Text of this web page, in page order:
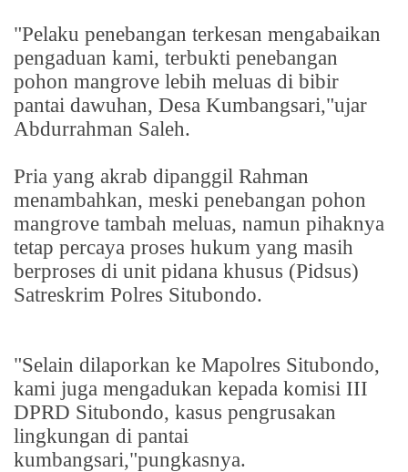
"Pelaku penebangan terkesan mengabaikan
pengaduan kami, terbukti penebangan
pohon mangrove lebih meluas di bibir
pantai dawuhan, Desa Kumbangsari,"ujar
Abdurrahman Saleh.
Pria yang akrab dipanggil Rahman
menambahkan, meski penebangan pohon
mangrove tambah meluas, namun pihaknya
tetap percaya proses hukum yang masih
berproses di unit pidana khusus (Pidsus)
Satreskrim Polres Situbondo.
"Selain dilaporkan ke Mapolres Situbondo,
kami juga mengadukan kepada komisi III
DPRD Situbondo, kasus pengrusakan
lingkungan di pantai
kumbangsari,"pungkasnya.